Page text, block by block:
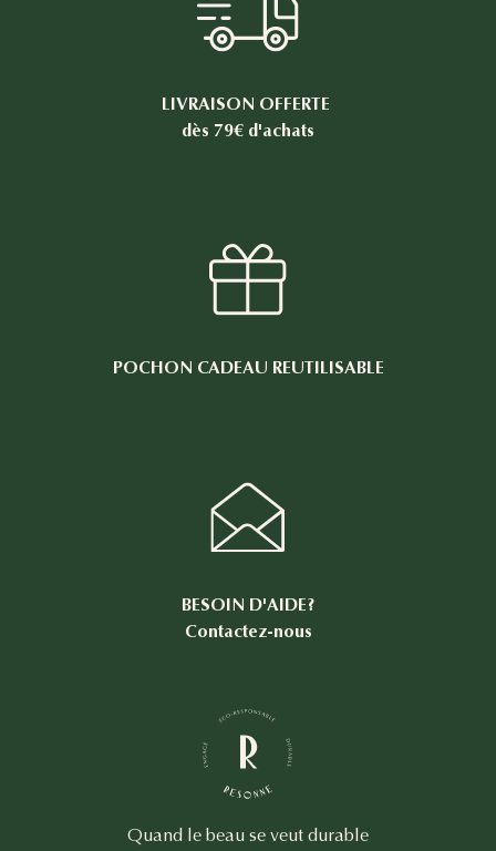
LIVRAISON OFFERTE
dès 79€ d'achats
POCHON CADEAU REUTILISABLE
BESOIN D'AIDE?
Contactez-nous
Quand le beau se veut durable